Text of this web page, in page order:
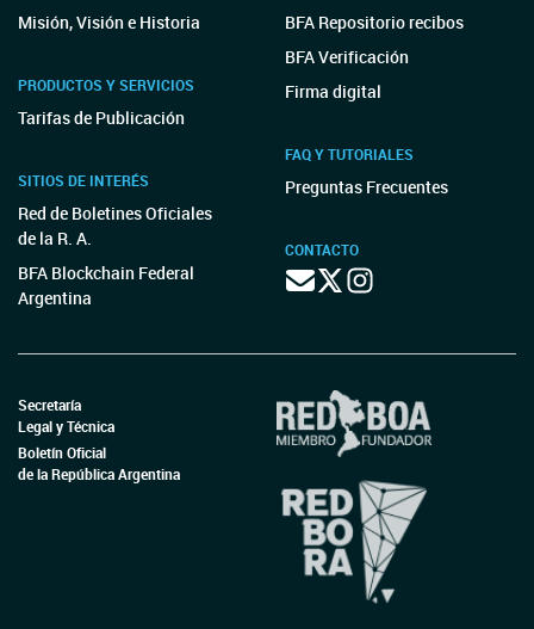
Misión, Visión e Historia
PRODUCTOS Y SERVICIOS
Tarifas de Publicación
SITIOS DE INTERÉS
Red de Boletines Oficiales
de la R. A.
BFA Blockchain Federal
Argentina
BFA Repositorio recibos
BFA Verificación
Firma digital
FAQ Y TUTORIALES
Preguntas Frecuentes
CONTACTO
Secretaría
Legal y Técnica
Boletín Oficial
de la República Argentina